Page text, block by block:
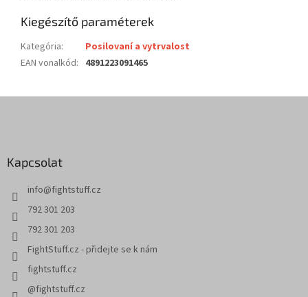
Kiegészítő paraméterek
Kategória:
Posilovaní a vytrvalost
EAN vonalkód: 4891223091465
Kapcsolat
info@fightstuff.cz
792 301 203
792 301 203
FightStuff.cz - přidejte se k nám
fightstuff.cz
@fightstuff.cz